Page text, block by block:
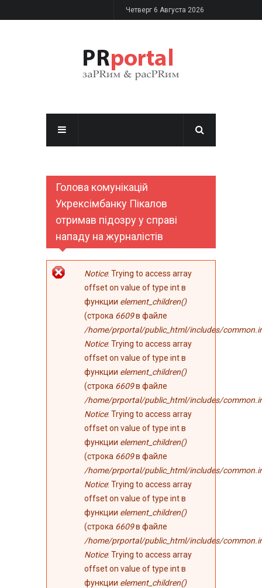
Перейти к основному содержаниюЧетверг 6 Августа 2026
Голова комунікацій
Укрексімбанку Пікалов
отримав підозру у справі
нападу на журналістів
Сообщение об
ошибке
Notice: Trying to access array
offset on value of type int в
функции element_children()
(строка 6609в файле
/home/prportal/public_html/includes/
Notice: Trying to access array
offset on value of type int в
функции element_children()
(строка 6609в файле
/home/prportal/public_html/includes/
Notice: Trying to access array
offset on value of type int в
функции element_children()
(строка 6609в файле
/home/prportal/public_html/includes/
Notice: Trying to access array
offset on value of type int в
функции element_children()
(строка 6609в файле
/home/prportal/public_html/includes/
Notice: Trying to access array
offset on value of type int в
функции element_children()